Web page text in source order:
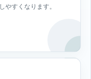
やすくなります。